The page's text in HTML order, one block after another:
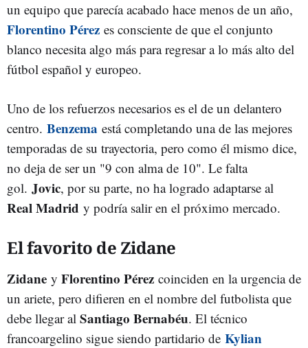
un equipo que parecía acabado hace menos de un año,
Florentino Pérez es consciente de que el conjunto
blanco necesita algo más para regresar a lo más alto del
fútbol español y europeo.
Uno de los refuerzos necesarios es el de un delantero
centro. Benzema está completando una de las mejores
temporadas de su trayectoria, pero como él mismo dice,
no deja de ser un "9 con alma de 10". Le falta
gol. Jovic, por su parte, no ha logrado adaptarse al
Real Madrid y podría salir en el próximo mercado.
El favorito de Zidane
Zidane y Florentino Pérez coinciden en la urgencia de
un ariete, pero difieren en el nombre del futbolista que
debe llegar al Santiago Bernabéu. El técnico
francoargelino sigue siendo partidario de Kylian